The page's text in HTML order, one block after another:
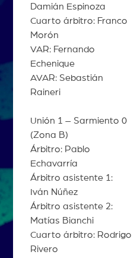
Damián Espinoza
Cuarto árbitro: Franco
Morón
VAR: Fernando
Echenique
AVAR: Sebastián
Raineri
Unión 1 – Sarmiento 0
(Zona B)
Árbitro: Pablo
Echavarría
Árbitro asistente 1:
Iván Núñez
Árbitro asistente 2:
Matías Bianchi
Cuarto árbitro: Rodrigo
Rivero